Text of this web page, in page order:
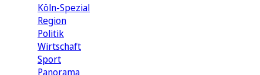
Köln-Spezial
Region
Politik
Wirtschaft
Sport
Panorama